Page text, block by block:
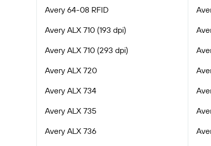
Avery 64-08 RFID
Avery ALX 710 (193 dpi)
Avery ALX 710 (293 dpi)
Avery ALX 720
Avery ALX 734
Avery ALX 735
Avery ALX 736